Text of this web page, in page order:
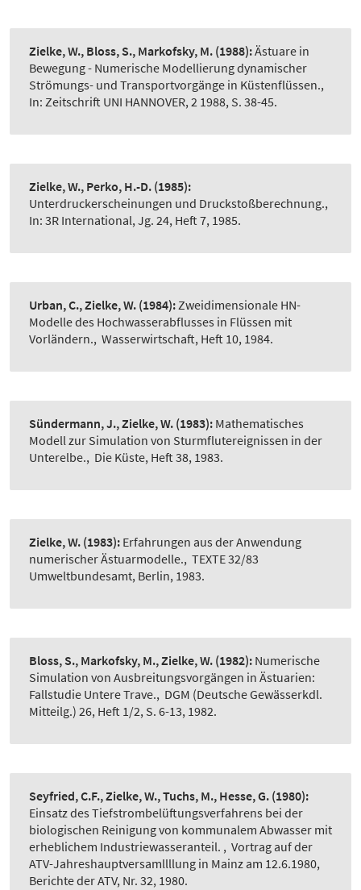
Zielke, W., Bloss, S., Markofsky, M. (1988):Ästuare in
Bewegung - Numerische Modellierung dynamischer
Strömungs- und Transportvorgänge in Küstenflüssen.,
In: Zeitschrift UNI HANNOVER, 2 1988, S. 38-45.
Zielke, W., Perko, H.-D. (1985):
Unterdruckerscheinungen und Druckstoßberechnung.,
In: 3R International, Jg. 24, Heft 7, 1985.
Urban, C., Zielke, W. (1984):Zweidimensionale HN-
Modelle des Hochwasserabflusses in Flüssen mit
Vorländern., Wasserwirtschaft, Heft 10, 1984.
Sündermann, J., Zielke, W. (1983): Mathematisches
Modell zur Simulation von Sturmflutereignissen in der
Unterelbe., Die Küste, Heft 38, 1983.
Zielke, W. (1983): Erfahrungen aus der Anwendung
numerischer Ästuarmodelle., TEXTE 32/83
Umweltbundesamt, Berlin, 1983.
Bloss, S., Markofsky, M., Zielke, W. (1982): Numerische
Simulation von Ausbreitungsvorgängen in Ästuarien:
Fallstudie Untere Trave., DGM (Deutsche Gewässerkdl.
Mitteilg.) 26, Heft 1/2, S. 6-13, 1982.
Seyfried, C.F., Zielke, W., Tuchs, M., Hesse, G. (1980):
Einsatz des Tiefstrombelüftungsverfahrens bei der
biologischen Reinigung von kommunalem Abwasser mit
erheblichem Industriewasseranteil. , Vortrag auf der
ATV-Jahreshauptversamllllung in Mainz am 12.6.1980,
Berichte der ATV, Nr. 32, 1980.